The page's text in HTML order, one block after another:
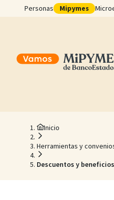
Personas Mipymes
Inicio
Herramientas y
Descuentos y beneficios